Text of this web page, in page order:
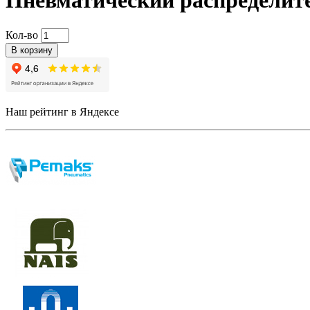
Кол-во
В корзину
Наш рейтинг в Яндексе